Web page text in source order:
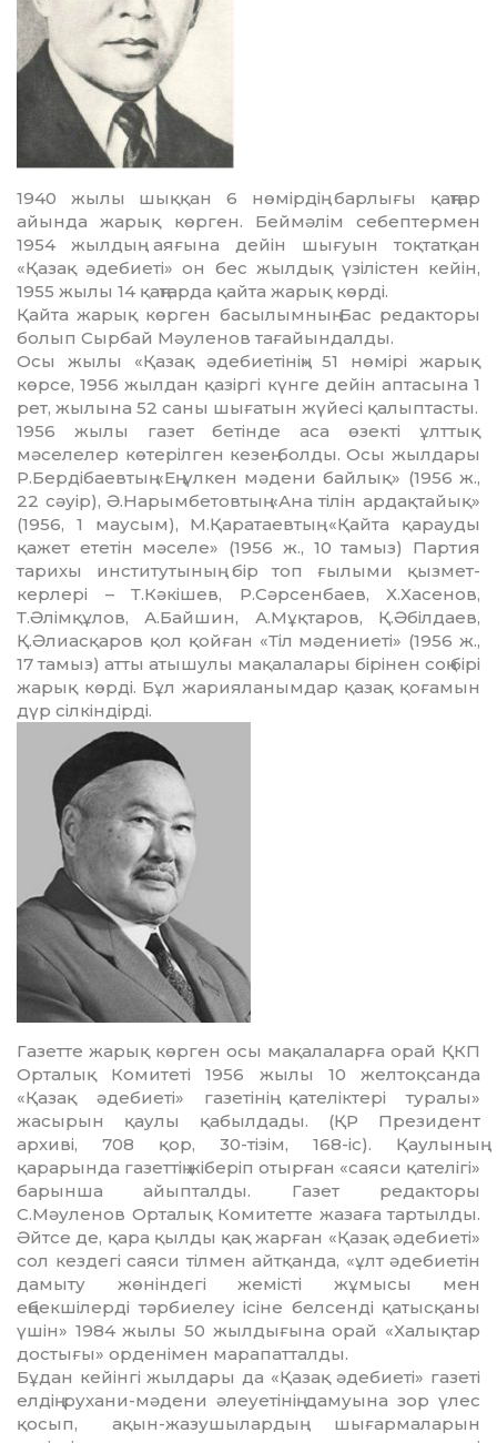
1940 жылы шыққан 6 нөмірдің бар­лығы қаңтар
айында жарық көрген. Беймәлім себептермен
1954 жылдың аяғына дейін шығуын тоқтатқан
«Қазақ әде­биеті» он бес жылдық үзілістен кейін,
1955 жылы 14 қаңтар­да қайта жа­рық көрді.
Қайта жарық көрген басылымның Бас редакторы
болып Сырбай Мәуленов тағайындалды.
Осы жылы «Қазақ әдебиетінің» 51 нөмірі жарық
көрсе, 1956 жылдан қазіргі күнге дейін аптасына 1
рет, жы­лына 52 саны шығатын жүйесі қалып­тасты.
1956 жылы газет бетінде аса өзекті ұлттық
мәселелер көтерілген кезең бол­ды. Осы жылдары
Р.Бердібаевтың «Ең үлкен мәдени байлық» (1956 ж.,
22 сә­уір), Ә.На­рымбетовтың «Ана тілін ардақ­­тайық»
(1956, 1 маусым), М.Қара­таев­­тың «Қайта қарауды
қажет ететін мәселе» (1956 ж., 10 тамыз) Пар­тия
тарихы институтының бір топ ғылыми қызмет­
керлері – Т.Кәкішев, Р.Сәрсен­баев, Х.Хасенов,
Т.Әлімқұлов, А.Бай­шин, А.Мұқтаров, Қ.Әбілдаев,
Қ.Әли­асқаров қол қойған «Тіл мәдениеті» (1956 ж.,
17 тамыз) атты атышулы мақа­лалары бірі­нен соң бірі
жарық көрді. Бұл жарияла­нымдар қазақ қоғамын
дүр сілкіндірді.
Газетте жарық көрген осы мақала­ларға орай ҚКП
Орталық Комитеті 1956 жылы 10 желтоқсанда
«Қазақ әдебиеті» газетінің қателіктері туралы»
жасырын қаулы қабылдады. (ҚР Президент
архиві, 708 қор, 30-тізім, 168-іс). Қаулының
қарарында газеттің жіберіп отырған «саяси қателігі»
барынша айыпталды. Газет редакторы
С.Мәуленов Орталық Комитетте жазаға тартылды.
Әйтсе де, қара қылды қақ жарған «Қазақ әдебиеті»
сол кездегі саяси тілмен айтқанда, «ұлт әдебиетін
дамыту жөніндегі жемісті жұмысы мен
еңбекшілерді тәрбиелеу ісіне белсенді қатысқаны
үшін» 1984 жылы 50 жыл­дығына орай «Халықтар
достығы» орде­німен марапатталды.
Бұдан кейінгі жылдары да «Қазақ әде­биеті» газеті
елдің рухани-мәдени әлеуетінің дамуына зор үлес
қосып, ақын-жазу­шы­лардың шығармаларын